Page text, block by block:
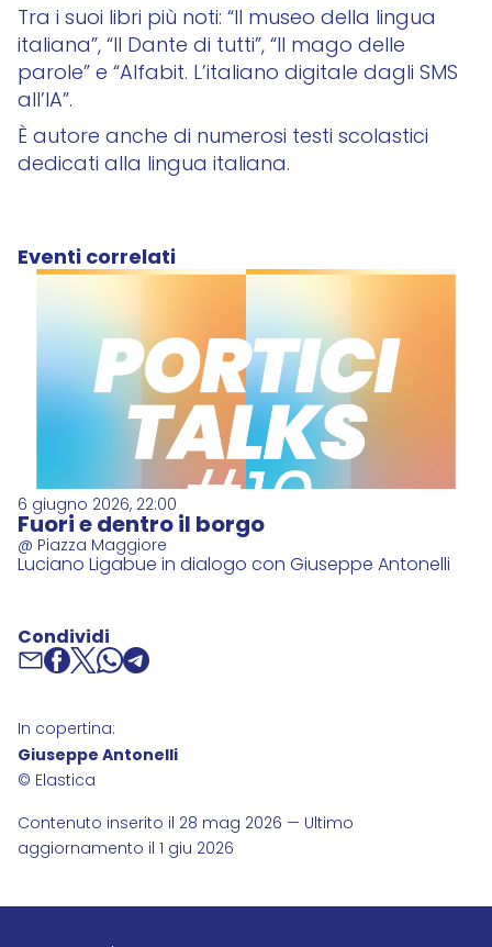
Tra i suoi libri più noti: “Il museo della lingua
italiana”, “Il Dante di tutti”, “Il mago delle
parole” e “Alfabit. L’italiano digitale dagli SMS
all’IA”.
È autore anche di numerosi testi scolastici
dedicati alla lingua italiana.
Eventi correlati
6 giugno 2026, 22:00
Fuori e dentro il borgo
@ Piazza Maggiore
Luciano Ligabue in dialogo con Giuseppe Antonelli
Condividi
In copertina:
Giuseppe Antonelli
© Elastica
Contenuto inserito il 28 mag 2026 — Ultimo
aggiornamento il 1 giu 2026